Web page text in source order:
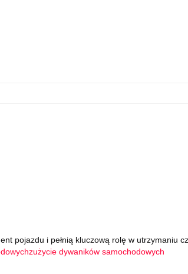
pojazdu i pełnią kluczową rolę w utrzymaniu
zużycie dywaników samochodowych